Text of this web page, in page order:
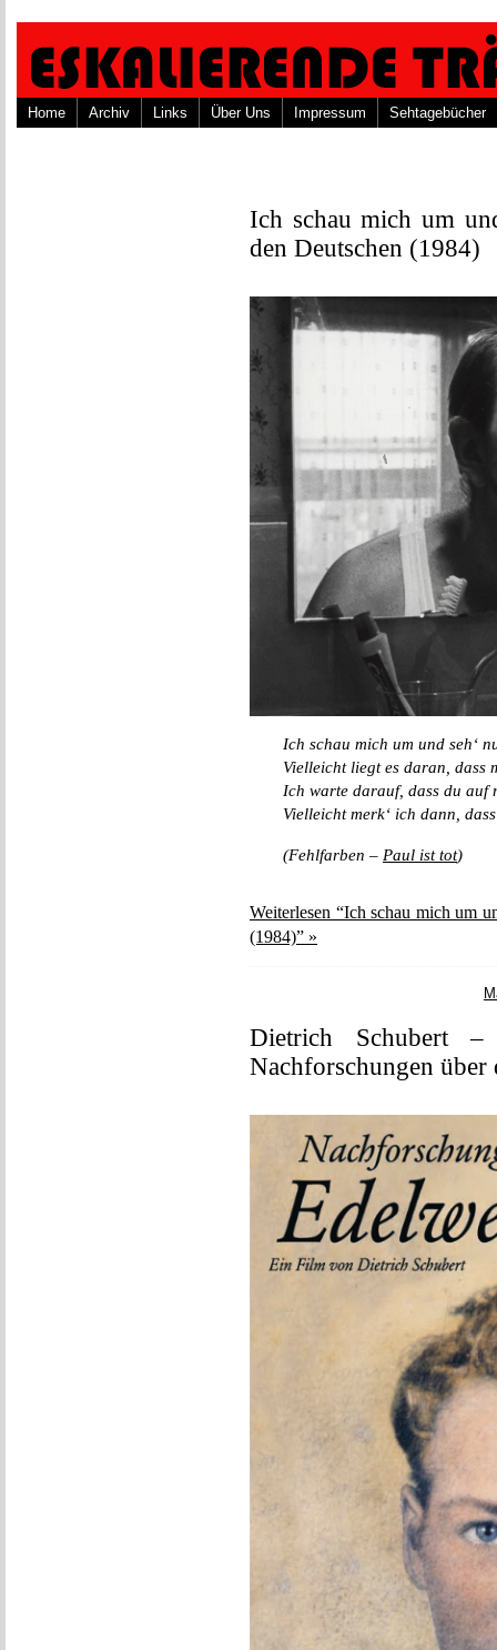
Home Archiv Links Über Uns Impressum Sehtagebücher
Ich schau mich um
den Deutschen (1984)
Ich schau mich um und seh‘
Vielleicht liegt es daran, dass
Ich warte darauf, dass du auf
Vielleicht merk‘ ich dann,
(Fehlfarben – Paul ist tot)
Weiterlesen “Ich schau mich um
(1984)” »
Dietrich Schubert
Nachforschungen